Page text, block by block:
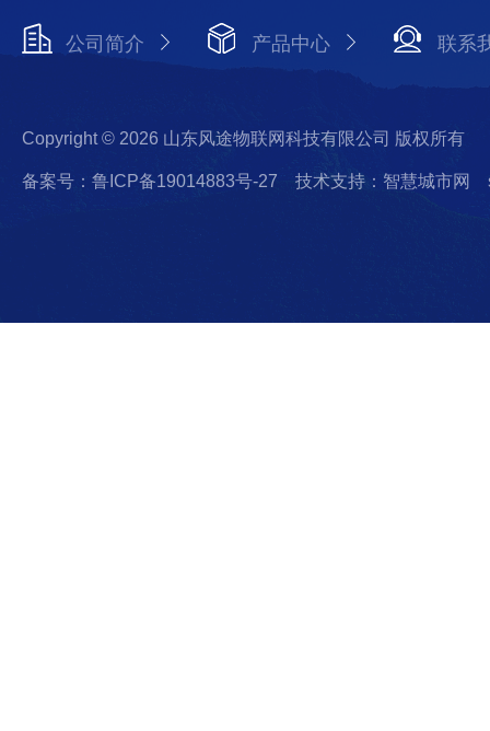
公司简介 产品中心 联系
Copyright © 2026 山东风途物联网科技有限公司 版权所有
备案号：鲁ICP备19014883号-27 技术支持：智慧城市网